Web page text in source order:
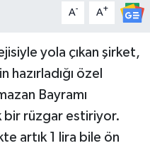
A- A+
yola çıkan şirket,
özel
Bayramı
bir rüzgar estiriyor.
artık 1 lira bile ön